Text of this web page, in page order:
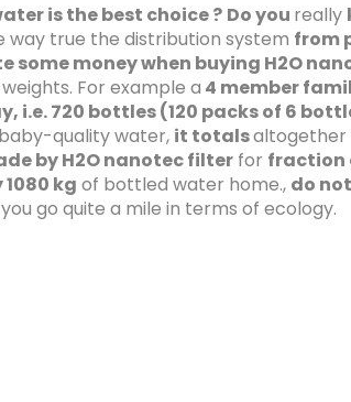
is the best choice ? Do you really
true the distribution system from
some money when buying H2O
For example a 4 member
i.e. 720 bottles (120 packs of 6
quality water, it totalsaltogether
by H2O nanotec filter for fraction
kg of bottled water home., do
go quite a mile in terms of ecology.